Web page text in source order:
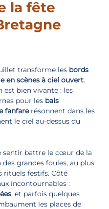
la fête
transforme les bords
en scènes à ciel ouvert.
est bien vivante : les
pour les bals
fanfarerésonnent dans les
le ciel au-dessus du
sentir battre le cœur de la
grandes foules, au plus
rituels festifs. Côté
incontournables :
, et parfois quelques
les places de